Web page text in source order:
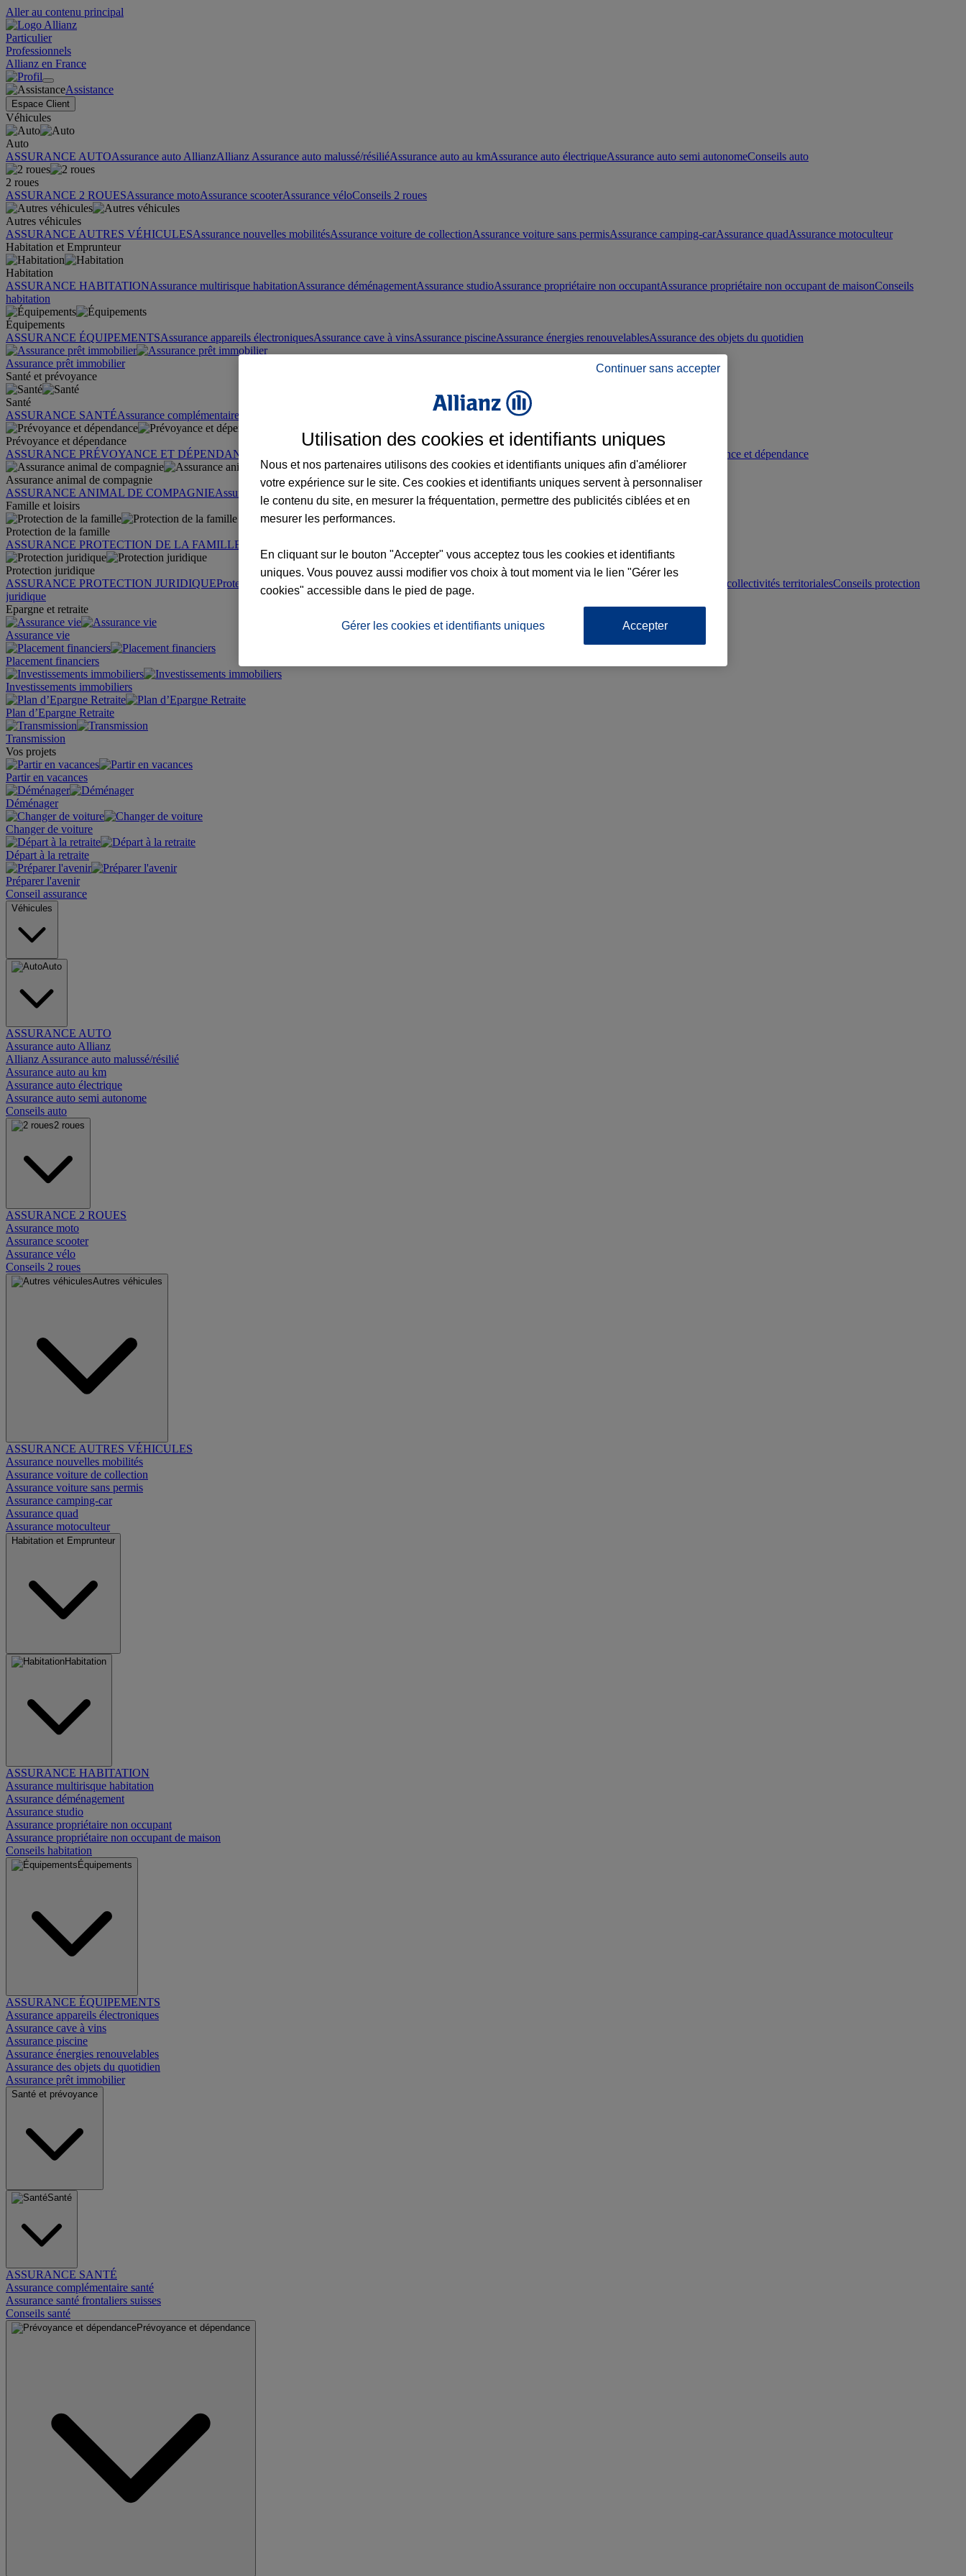
Aller au contenu principal
Particulier
Professionnels
Allianz en France
Assistance
Espace Client
Véhicules
Auto
ASSURANCE AUTOAssurance auto AllianzAllianz Assurance auto malussé/résiliéAssurance auto au kmAssurance auto électriqueAssurance auto semi autonomeConseils auto
2 roues
ASSURANCE 2 ROUESAssurance motoAssurance scooterAssurance véloConseils 2 roues
Autres véhicules
ASSURANCE AUTRES VÉHICULESAssurance nouvelles mobilitésAssurance voiture de collectionAssurance voiture sans permisAssurance camping-carAssurance quadAssurance motoculteur
Habitation et Emprunteur
Habitation
ASSURANCE HABITATIONAssurance multirisque habitationAssurance déménagementAssurance studioAssurance propriétaire non occupantAssurance propriétaire non occupant de maisonConseils
habitation
Équipements
ASSURANCE ÉQUIPEMENTSAssurance appareils électroniquesAssurance cave à vinsAssurance piscineAssurance énergies renouvelablesAssurance des objets du quotidien
Assurance prêt immobilier
Santé et prévoyance
Santé
ASSURANCE SANTÉAssurance complémentaire santé Conseils santé
Prévoyance et dépendance
ASSURANCE PRÉVOYANCE ET DÉPENDANCE
Conseils prévoyance et dépendance
Assurance animal de compagnie
ASSURANCE ANIMAL DE COMPAGNIEAssurance chien Assurance chat
Conseils animal de compagnie
Famille et loisirs
Protection de la famille
ASSURANCE PROTECTION DE LA FAMILLE
Protection juridique
ASSURANCE PROTECTION JURIDIQUEProtection juridique particuliers Protection juridique immobilière Protection juridique collectivités territorialesConseils protection
juridique
Epargne et retraite
Assurance vie
Placement financiers
Investissements immobiliers
Plan d’Epargne Retraite
Transmission
Vos projets
Partir en vacances
Déménager
Changer de voiture
Départ à la retraite
Préparer l'avenir
Conseil assurance
Véhicules
Auto
ASSURANCE AUTO
Assurance auto Allianz
Allianz Assurance auto malussé/résilié
Assurance auto au km
Assurance auto électrique
Assurance auto semi autonome
Conseils auto
2 roues
ASSURANCE 2 ROUES
Assurance moto
Assurance scooter
Assurance vélo
Conseils 2 roues
Autres véhicules
ASSURANCE AUTRES VÉHICULES
Assurance nouvelles mobilités
Assurance voiture de collection
Assurance voiture sans permis
Assurance camping-car
Assurance quad
Assurance motoculteur
Habitation et Emprunteur
Habitation
ASSURANCE HABITATION
Assurance multirisque habitation
Assurance déménagement
Assurance studio
Assurance propriétaire non occupant
Assurance propriétaire non occupant de maison
Conseils habitation
Équipements
ASSURANCE ÉQUIPEMENTS
Assurance appareils électroniques
Assurance cave à vins
Assurance piscine
Assurance énergies renouvelables
Assurance des objets du quotidien
Assurance prêt immobilier
Santé et prévoyance
Santé
ASSURANCE SANTÉ
Assurance complémentaire santé
Assurance santé frontaliers suisses
Conseils santé
Prévoyance et dépendance
Continuer sans accepter
Utilisation des cookies et identifiants uniques
Nous et nos partenaires utilisons des cookies et identifiants uniques afin d'améliorer
votre expérience sur le site. Ces cookies et identifiants uniques servent à personnaliser
le contenu du site, en mesurer la fréquentation, permettre des publicités ciblées et en
mesurer les performances.
En cliquant sur le bouton "Accepter" vous acceptez tous les cookies et identifiants
uniques. Vous pouvez aussi modifier vos choix à tout moment via le lien "Gérer les
cookies" accessible dans le pied de page.
Gérer les cookies et identifiants uniques Accepter